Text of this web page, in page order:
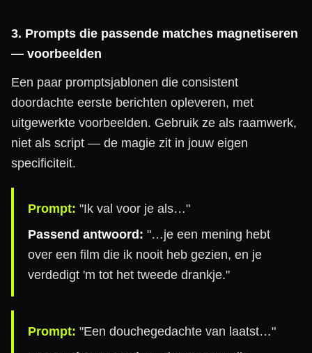
3. Prompts die passende matches magnetiseren
— voorbeelden
Een paar promptsjablonen die consistent
doordachte eerste berichten opleveren, met
uitgewerkte voorbeelden. Gebruik ze als raamwerk,
niet als script — de magie zit in jouw eigen
specificiteit.
Prompt: "Ik val voor je als…"
Passend antwoord: "…je een mening hebt
over een film die ik nooit heb gezien, en je
verdedigt 'm tot het tweede drankje."
Prompt: "Een douchegedachte van laatst…"